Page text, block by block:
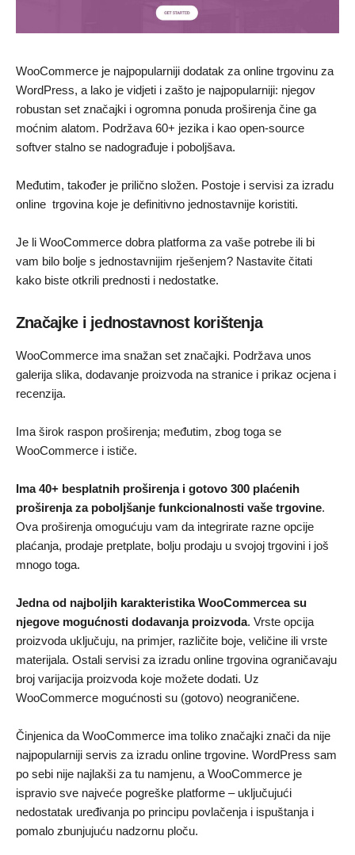
WooCommerce je najpopularniji dodatak za online trgovinu za
WordPress, a lako je vidjeti i zašto je najpopularniji: njegov
robustan set značajki i ogromna ponuda proširenja čine ga
moćnim alatom. Podržava 60+ jezika i kao open-source
softver stalno se nadograđuje i poboljšava.
Međutim, također je prilično složen. Postoje i servisi za izradu
online trgovina koje je definitivno jednostavnije koristiti.
Je li WooCommerce dobra platforma za vaše potrebe ili bi
vam bilo bolje s jednostavnijim rješenjem? Nastavite čitati
kako biste otkrili prednosti i nedostatke.
Značajke i jednostavnost korištenja
WooCommerce ima snažan set značajki. Podržava unos
galerija slika, dodavanje proizvoda na stranice i prikaz ocjena i
recenzija.
Ima širok raspon proširenja; međutim, zbog toga se
WooCommerce i ističe.
Ima 40+ besplatnih proširenja i gotovo 300 plaćenih
proširenja za poboljšanje funkcionalnosti vaše trgovine.
Ova proširenja omogućuju vam da integrirate razne opcije
plaćanja, prodaje pretplate, bolju prodaju u svojoj trgovini i još
mnogo toga.
Jedna od najboljih karakteristika WooCommercea su
njegove mogućnosti dodavanja proizvoda. Vrste opcija
proizvoda uključuju, na primjer, različite boje, veličine ili vrste
materijala. Ostali servisi za izradu online trgovina ograničavaju
broj varijacija proizvoda koje možete dodati. Uz
WooCommerce mogućnosti su (gotovo) neograničene.
Činjenica da WooCommerce ima toliko značajki znači da nije
najpopularniji servis za izradu online trgovine. WordPress sam
po sebi nije najlakši za tu namjenu, a WooCommerce je
ispravio sve najveće pogreške platforme – uključujući
nedostatak uređivanja po principu povlačenja i ispuštanja i
pomalo zbunjujuću nadzornu ploču.